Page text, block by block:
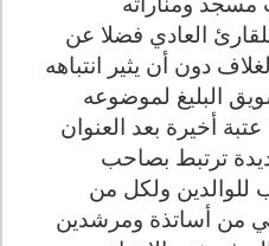
العادي فضلا عن
دون أن يثير انتباهه
البليغ لموضوعه
أخيرة بعد العنوان
ترتبط بصاحب
للوالدين ولكل من
من أساتذة ومرشدين